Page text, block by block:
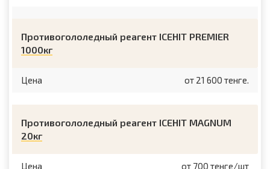
Противогололедный реагент ICEHIT PREMIER
1000кг
Цена от 21 600 тенге.
Противогололедный реагент ICEHIT MAGNUM
20кг
Цена от 700 тенге/шт